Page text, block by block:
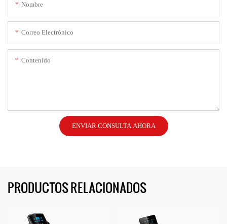
Nombre
Correo Electrónico
Contenido
ENVIAR CONSULTA AHORA
PRODUCTOS RELACIONADOS